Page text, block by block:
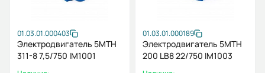
01.03.01.000403
Электродвигатель 5МТН
311-8 7,5/750 IM1001
01.03.01.000189
Электродвигатель 5MTH
200 LB8 22/750 IM1003